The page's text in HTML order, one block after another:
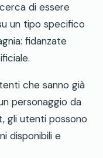
di essere
un tipo specifico
fidanzate
che sanno già
personaggio da
gli utenti possono
disponibili e